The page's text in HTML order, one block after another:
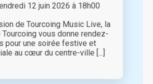
12 juin 2026 à 18h00
de Tourcoing Music Live, la
vous donne rendez-
pour une soirée festive et
au cœur du centre-ville [...]